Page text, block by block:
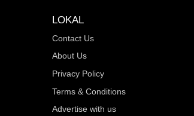
LOKAL
Contact Us
About Us
Privacy Policy
Terms & Conditions
Advertise with us